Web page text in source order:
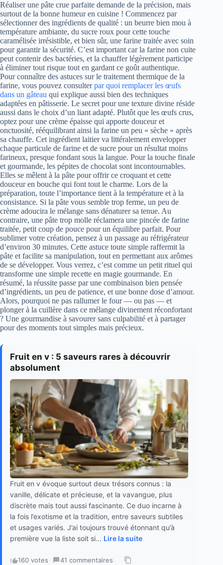
Réaliser une pâte crue parfaite demande de la précision, mais
surtout de la bonne humeur en cuisine ! Commencez par
sélectionner des ingrédients de qualité : un beurre bien mou à
température ambiante, du sucre roux pour cette touche
caramélisée irrésistible, et bien sûr, une farine traitée avec soin
pour garantir la sécurité. C’est important car la farine non cuite
peut contenir des bactéries, et la chauffer légèrement participe
à éliminer tout risque tout en gardant ce goût authentique.
Pour connaître des astuces sur le traitement thermique de la
farine, vous pouvez consulterpar quoi remplacer les œufs
dans un gâteau qui explique aussi bien des techniques
adaptées en pâtisserie. Le secret pour une texture divine réside
aussi dans le choix d’un liant adapté. Plutôt que les œufs crus,
optez pour une crème épaisse qui apporte douceur et
onctuosité, rééquilibrant ainsi la farine un peu « sèche » après
sa chauffe. Cet ingrédient laitier va littéralement envelopper
chaque particule de farine et de sucre pour un résultat moins
farineux, presque fondant sous la langue. Pour la touche finale
et gourmande, les pépites de chocolat sont incontournables.
Elles se mêlent à la pâte pour offrir ce croquant et cette
douceur en bouche qui font tout le charme. Lors de la
préparation, toute l’importance tient à la température et à la
consistance. Si la pâte vous semble trop ferme, un peu de
crème adoucira le mélange sans dénaturer sa tenue. Au
contraire, une pâte trop molle réclamera une pincée de farine
traitée, petit coup de pouce pour un équilibre parfait. Pour
sublimer votre création, pensez à un passage au réfrigérateur
d’environ 30 minutes. Cette astuce toute simple raffermit la
pâte et facilite sa manipulation, tout en permettant aux arômes
de se développer. Vous verrez, c’est comme un petit rituel qui
transforme une simple recette en magie gourmande. En
résumé, la réussite passe par une combinaison bien pensée
d’ingrédients, un peu de patience, et une bonne dose d’amour.
Alors, pourquoi ne pas rallumer le four — ou pas — et
plonger à la cuillère dans ce mélange divinement réconfortant
? Une gourmandise à savourer sans culpabilité et à partager
pour des moments tout simples mais précieux.
Fruit en v : 5 saveurs rares à découvrir
absolument
Fruit en v évoque surtout deux trésors connus : la
vanille, délicate et précieuse, et la vavangue, plus
discrète mais tout aussi fascinante. Ce duo incarne à
la fois l’exotisme et la tradition, entre saveurs subtiles
et usages variés. J’ai toujours trouvé étonnant qu’à
première vue la liste soit si... Lire la suite
160 votes · 41 commentaires ·